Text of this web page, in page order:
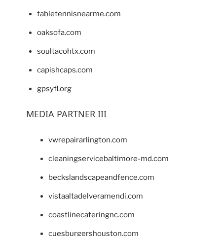
tabletennisnearme.com
oaksofa.com
soultacohtx.com
capishcaps.com
gpsyfl.org
MEDIA PARTNER III
vwrepairarlington.com
cleaningservicebaltimore-md.com
beckslandscapeandfence.com
vistaaltadelveramendi.com
coastlinecateringnc.com
cuesburgershouston.com